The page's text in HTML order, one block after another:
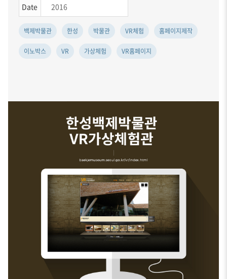
Date
2016
백제박물관 한성 박물관 VR체험 홈페이지제작
이노박스 VR 가상체험 VR홈페이지